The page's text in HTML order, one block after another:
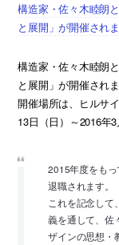
構造家・佐々木睦朗
と展開」が開催され
構造家・佐々木睦朗
と展開」が開催されま
開催場所は、ヒルサ
13日（日）～2016年
2015年度をも
退職されます。
これを記念して
義を通して、佐
ザインの思想・